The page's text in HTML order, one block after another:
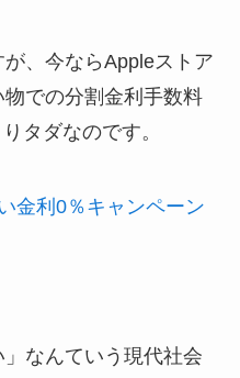
、今ならAppleストア
物での分割金利手数料
タダなのです。
金利0％キャンペーン
」なんていう現代社会